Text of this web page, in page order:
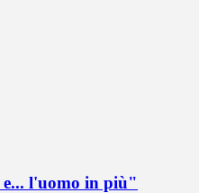
l'uomo in più"